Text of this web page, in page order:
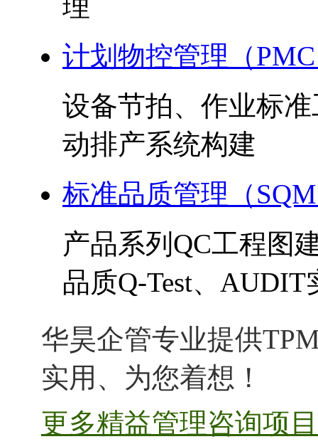
计划物控管理（
设备节拍、作业标
动排产系统构建
标准品质管理（
产品系列QC工程图
品质Q-Test、AUDIT
华昊企管专业提供
实用、为您着想！
更多精益管理咨询项